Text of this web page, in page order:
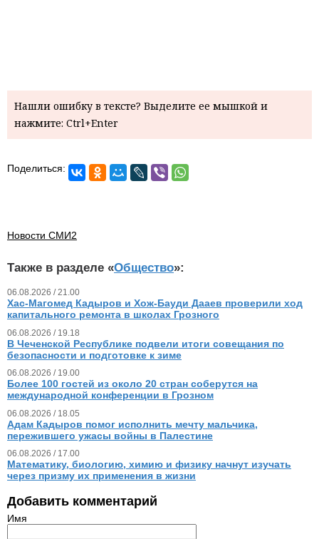
Нашли ошибку в тексте? Выделите ее мышкой и
нажмите: Ctrl+Enter
Поделиться:
Новости СМИ2
Также в разделе «Общество»:
06.08.2026 / 21.00
Хас-Магомед Кадыров и Хож-Бауди Дааев проверили ход
капитального ремонта в школах Грозного
06.08.2026 / 19.18
В Чеченской Республике подвели итоги совещания по
безопасности и подготовке к зиме
06.08.2026 / 19.00
Более 100 гостей из около 20 стран соберутся на
международной конференции в Грозном
06.08.2026 / 18.05
Адам Кадыров помог исполнить мечту мальчика,
пережившего ужасы войны в Палестине
06.08.2026 / 17.00
Математику, биологию, химию и физику начнут изучать
через призму их применения в жизни
Добавить комментарий
Имя